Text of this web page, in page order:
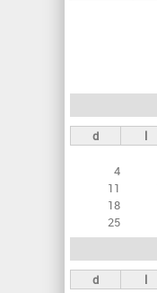
e
t
s
n
c
d l
4
11
18
25
d l